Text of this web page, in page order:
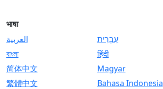
भाषा
العربية
বাংলা
简体中文
繁體中文
עִבְרִית
हिंदी
Magyar
Bahasa Indonesia